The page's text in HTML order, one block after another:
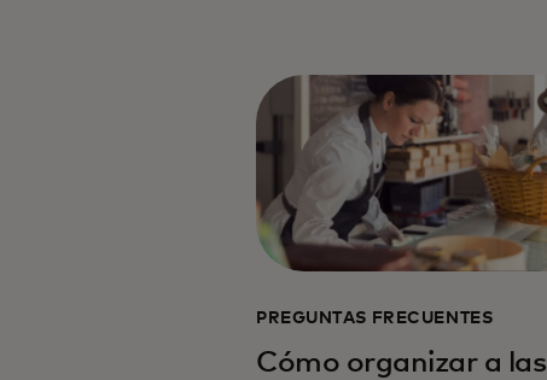
PREGUNTAS FRECUENTES
Cómo organizar a las